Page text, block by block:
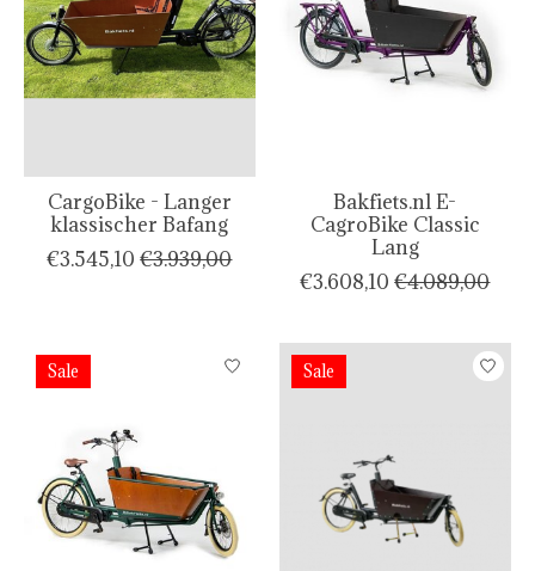
CargoBike - Langer
klassischer Bafang
€3.545,10 €3.939,00
Bakfiets.nl E-
CagroBike Classic
Lang
€3.608,10 €4.089,00
Sale Sale